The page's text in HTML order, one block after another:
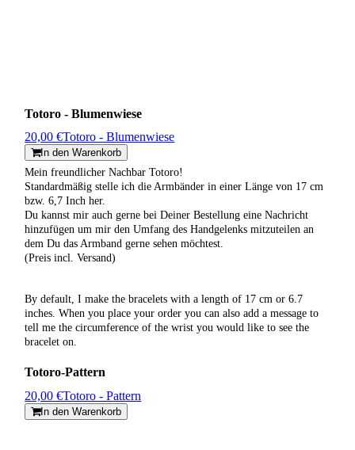
Totoro - Blumenwiese
20,00 €Totoro - Blumenwiese
In den Warenkorb
Mein freundlicher Nachbar Totoro!
Standardmäßig stelle ich die Armbänder in einer Länge von 17 cm
bzw. 6,7 Inch her.
Du kannst mir auch gerne bei Deiner Bestellung eine Nachricht
hinzufügen um mir den Umfang des Handgelenks mitzuteilen an
dem Du das Armband gerne sehen möchtest.
(Preis incl. Versand)
By default, I make the bracelets with a length of 17 cm or 6.7
inches. When you place your order you can also add a message to
tell me the circumference of the wrist you would like to see the
bracelet on.
Totoro-Pattern
20,00 €Totoro - Pattern
In den Warenkorb